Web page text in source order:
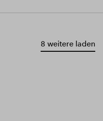
8 weitere laden